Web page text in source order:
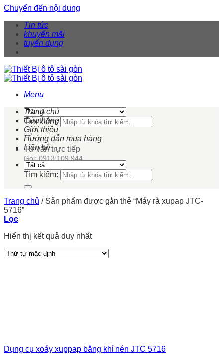
Chuyển đến nội dung
Tin tức
khuyến mãi
tuyển dụng
Menu
Tìm kiếm:
Tư vấn trực tiếp
Gọi: 0913 109 944
Trang chủ
Cửa hàng
Giới thiệu
Hướng dẫn mua hàng
Liên hệ
Tìm kiếm:
Trang chủ /Sản phẩm được gắn thẻ “Máy rà xupap JTC-
5716”
Lọc
Hiển thị kết quả duy nhất
Dụng cụ xoáy xuppap bằng khí nén JTC 5716